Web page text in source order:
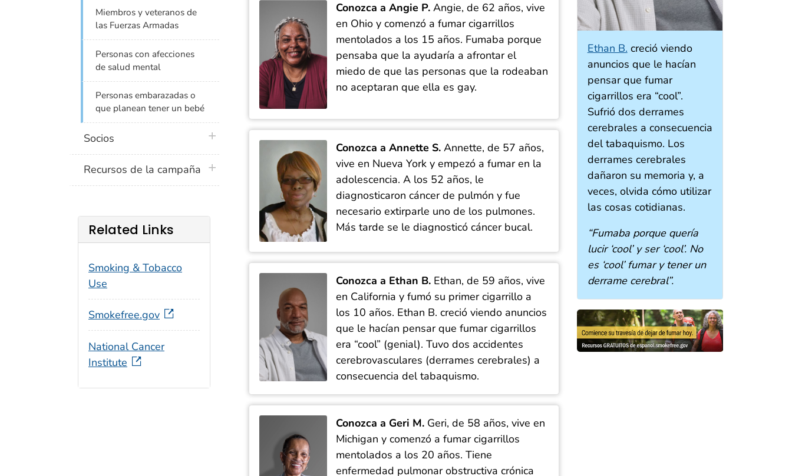
Conozca a Angie P. Angie, de 62 años, vive
en Ohio y comenzó a fumar cigarrillos
mentolados a los 15 años. Fumaba porque
pensaba que la ayudaría a afrontar el
miedo de que las personas que la rodeaban
no aceptaran que ella es gay.
Conozca a Annette S. Annette, de 57 años,
vive en Nueva York y empezó a fumar en la
adolescencia. A los 52 años, le
diagnosticaron cáncer de pulmón y fue
necesario extirparle uno de los pulmones.
Más tarde se le diagnosticó cáncer bucal.
Conozca a Ethan B. Ethan, de 59 años, vive
en California yfumó su primer cigarrillo a
los 10 años. Ethan B. creció viendo anuncios
que le hacían pensar que fumar cigarrillos
era “cool” (genial).Tuvodos accidentes
cerebrovasculares (derrames cerebrales) a
consecuencia del tabaquismo.
Conozca a Geri M. Geri, de 58 años, vive en
Michigan y comenzó a fumar cigarrillos
mentolados a los 20 años. Tiene
enfermedad pulmonar obstructiva crónica
Ethan B. creció viendo
anuncios que le hacían
pensar que fumar
cigarrillos era “cool”.
Sufrió dos derrames
cerebrales a consecuencia
del tabaquismo. Los
derrames cerebrales
dañaron su memoria y, a
veces, olvida cómo utilizar
las cosas cotidianas.
“Fumaba porque quería
lucir ‘cool’ y ser ‘cool’. No
es ‘cool’ fumar y tener un
derrame cerebral”.
Miembros y veteranos de
las Fuerzas Armadas
Personas con afecciones
de salud mental
Personas embarazadas o
que planean tener un bebé
Socios plus icon
Recursos de la campaña plus icon
Related Links
Smoking & Tobacco
Use
Smokefree.gov
National Cancer
Institute